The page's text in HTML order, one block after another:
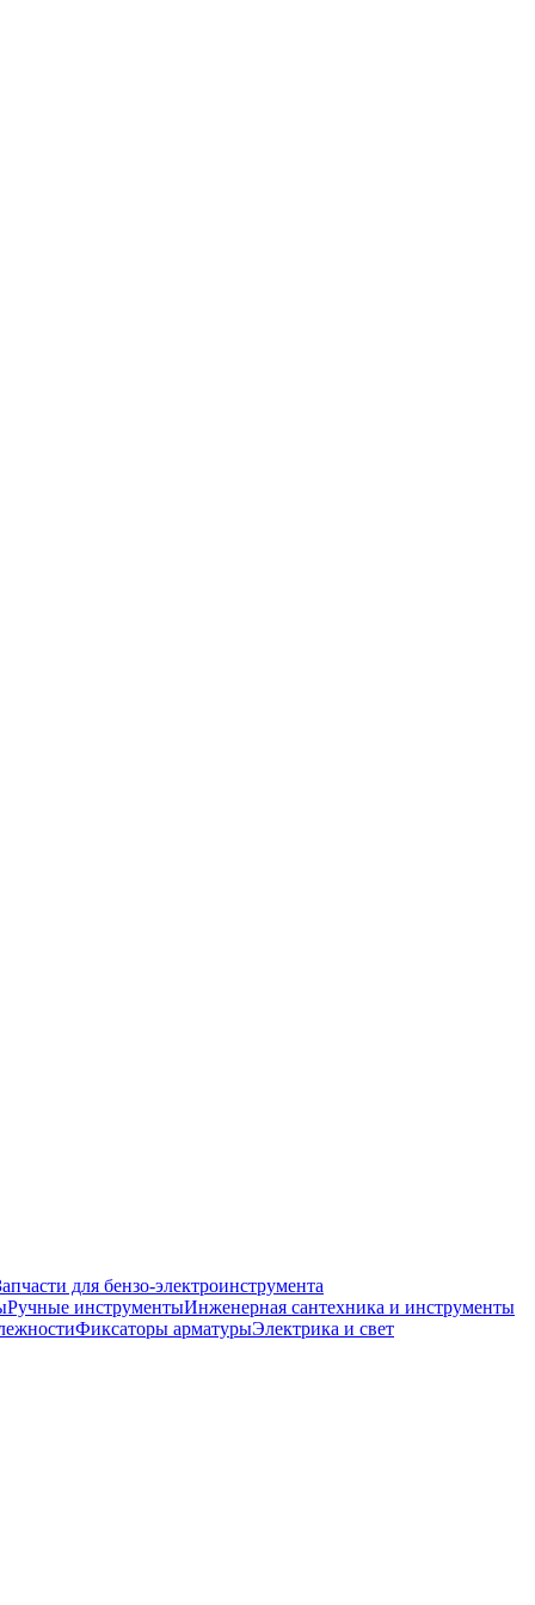
для бензо-электроинструмента
Ручные инструментыИнженерная сантехника и инструменты
Фиксаторы арматурыЭлектрика и свет